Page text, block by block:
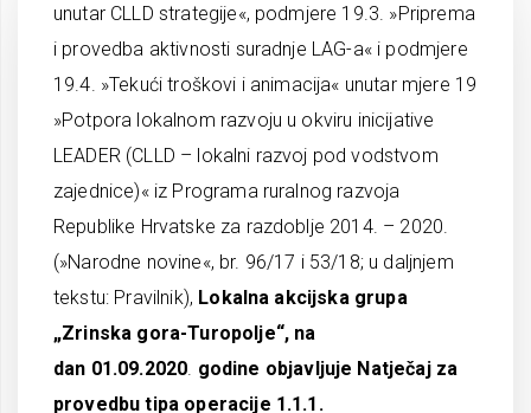
unutar CLLD strategije«, podmjere 19.3. »Priprema
i provedba aktivnosti suradnje LAG-a« i podmjere
19.4. »Tekući troškovi i animacija« unutar mjere 19
»Potpora lokalnom razvoju u okviru inicijative
LEADER (CLLD – lokalni razvoj pod vodstvom
zajednice)« iz Programa ruralnog razvoja
Republike Hrvatske za razdoblje 2014. – 2020.
(»Narodne novine«, br. 96/17 i 53/18; u daljnjem
tekstu: Pravilnik), Lokalna akcijska grupa
„Zrinska gora-Turopolje“, na
dan 01.09.2020. godine objavljuje Natječaj za
provedbu tipa operacije 1.1.1.